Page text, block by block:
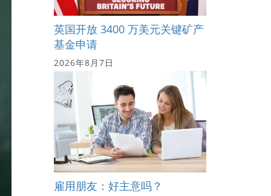
英国开放 3400 万美元关键矿产
基金申请
2026年8月7日
雇用朋友：好主意吗？